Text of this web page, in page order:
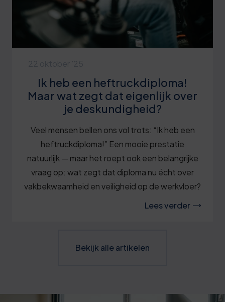
Ik heb een heftruckdiploma!
Maar wat zegt dat eigenlijk over
je deskundigheid?
Veel mensen bellen ons vol trots: “Ik heb een
heftruckdiploma!” Een mooie prestatie
natuurlijk — maar het roept ook een belangrijke
vraag op: wat zegt dat diploma nu écht over
vakbekwaamheid en veiligheid op de werkvloer?
Lees verder
Bekijk alle artikelen